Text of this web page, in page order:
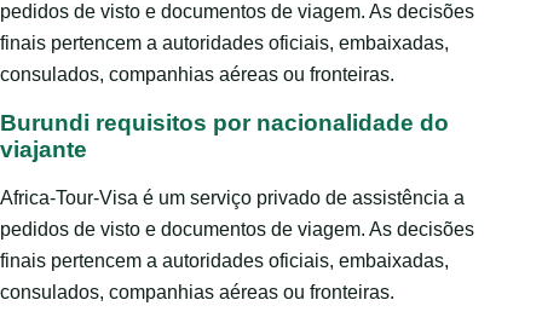
pedidos de visto e documentos de viagem. As decisões
finais pertencem a autoridades oficiais, embaixadas,
consulados, companhias aéreas ou fronteiras.
Burundi requisitos por nacionalidade do
viajante
Africa-Tour-Visa é um serviço privado de assistência a
pedidos de visto e documentos de viagem. As decisões
finais pertencem a autoridades oficiais, embaixadas,
consulados, companhias aéreas ou fronteiras.